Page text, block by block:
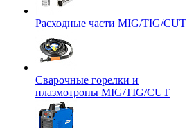
Расходные части MIG/TIG/CUT
Сварочные горелки и
плазмотроны MIG/TIG/CUT